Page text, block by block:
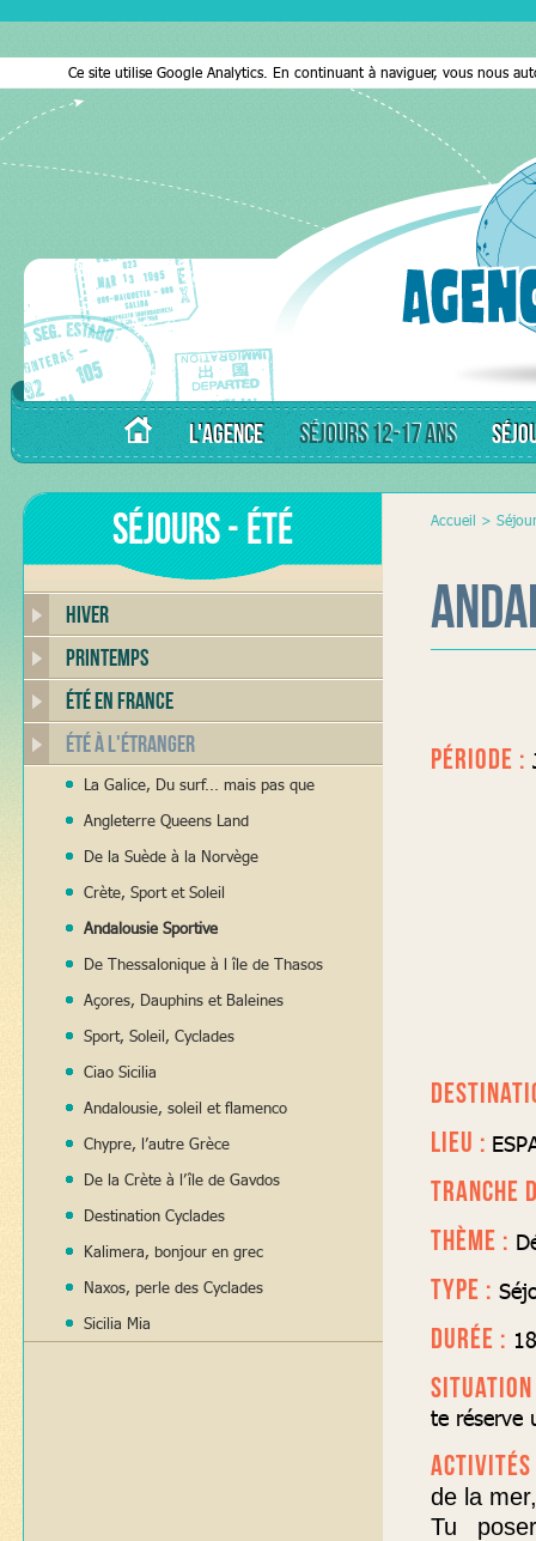
Ce site utilise Google Analytics. En continuant à naviguer, vous nous
L'AGENCE SÉJOURS 12-17 ANS
Séjours - Été
Hiver
Printemps
Été en France
Été à l'Étranger
La Galice, Du surf... mais pas que
Angleterre Queens Land
De la Suède à la Norvège
Crète, Sport et Soleil
Andalousie Sportive
De Thessalonique à l île de Thasos
Açores, Dauphins et Baleines
Sport, Soleil, Cyclades
Ciao Sicilia
Andalousie, soleil et flamenco
Chypre, l’autre Grèce
De la Crète à l’île de Gavdos
Destination Cyclades
Kalimera, bonjour en grec
Naxos, perle des Cyclades
Sicilia Mia
Accueil >
PÉRIODE :
LIEU :
TRANCHE
THÈME :
TYPE :
DURÉE :
te réserve
de la
Tu